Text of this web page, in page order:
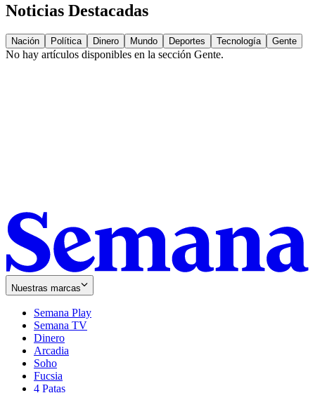
Noticias Destacadas
Nación Política Dinero Mundo Deportes Tecnología Gente
No hay artículos disponibles en la sección Gente.
Nuestras marcas
Semana Play
Semana TV
Dinero
Arcadia
Soho
in
new
Fucsia
in
4 Patas